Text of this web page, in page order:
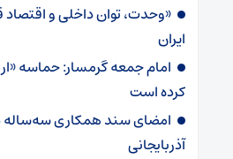
«وحدت، توان داخلی و
ایران
امام جمعه گرمسار: حماسه
کرده است
امضای سند همکاری سه‌ساله
آذربایجانی